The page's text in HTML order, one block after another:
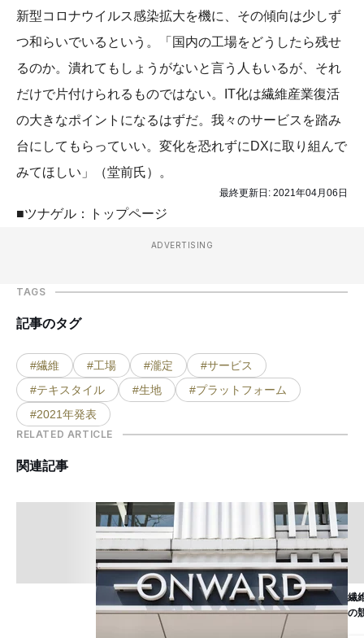
新型コロナウイルス感染拡大を機に、その傾向は少しず
つ和らいでいるという。「国内の工場をどうしたら残せ
るのか。潰れてもしょうがないと言う人もいるが、それ
だけで片付けられるものではない。IT化は繊維産業復活
の大きなポイントになるはずだ。我々のサービスを踏み
台にしてもらっていい。変化を恐れずにDXに取り組んで
みてほしい」（堂前氏）。
最終更新日: 2021年04月06日
■ツナゲル：トップページ
ADVERTISING
TAGS
記事のタグ
#繊維 #工場 #瀧定
#サービス
#テキスタイル
#生地
#プラットフォーム
#2021年発表
RELATED ARTICLE
関連記事
繊
の